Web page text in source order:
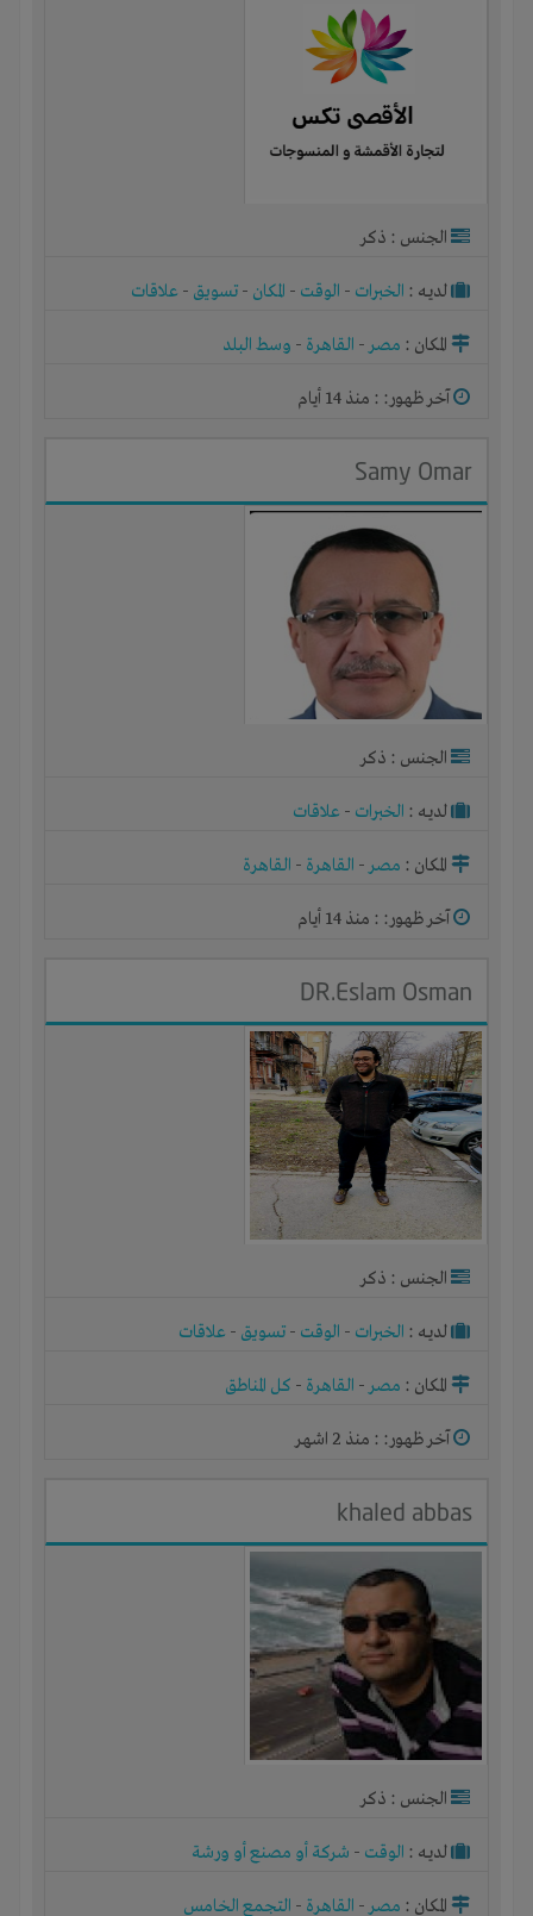
الجنس : ذكر
لديـه : الخبرات - الوقت - المكان - تسويق - علاقات
المكان : مصر- القاهرة - وسط البلد
آخر ظهور: : منذ 14 أيام
Samy Omar
الجنس : ذكر
لديـه : الخبرات - علاقات
المكان : مصر- القاهرة - القاهرة
آخر ظهور: : منذ 14 أيام
DR.Eslam Osman
الجنس : ذكر
لديـه : الخبرات - الوقت - تسويق - علاقات
المكان : مصر- القاهرة - كل المناطق
آخر ظهور: : منذ 2 اشهر
khaled abbas
الجنس : ذكر
لديـه : الوقت - شركة أو مصنع أو ورشة
المكان : مصر- القاهرة - التجمع الخامس